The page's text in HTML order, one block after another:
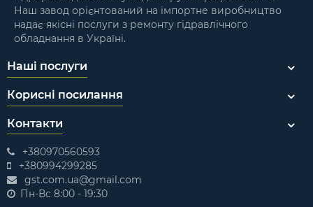
Наш завод орієнтований на імпортне виробництво
надає якісні послуги з ремонту гідравлічного
обладнання в Україні.
Наші послуги
Корисні посилання
Контакти
+380970560593
+380994299285
gst.com.ua@gmail.com
Пн-Вс 8:00 - 19:30